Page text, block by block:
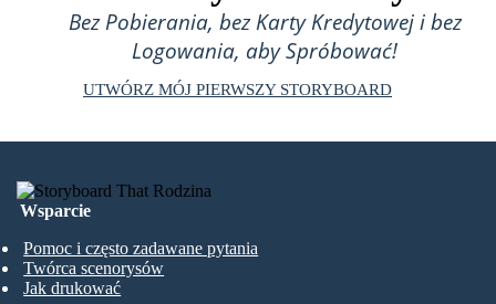
Bez Pobierania, bez Karty Kredytowej i bez
Logowania, aby Spróbować!
UTWÓRZ MÓJ PIERWSZY STORYBOARD
Wsparcie
Pomoc i często zadawane pytania
Twórca scenorysów
Jak drukować